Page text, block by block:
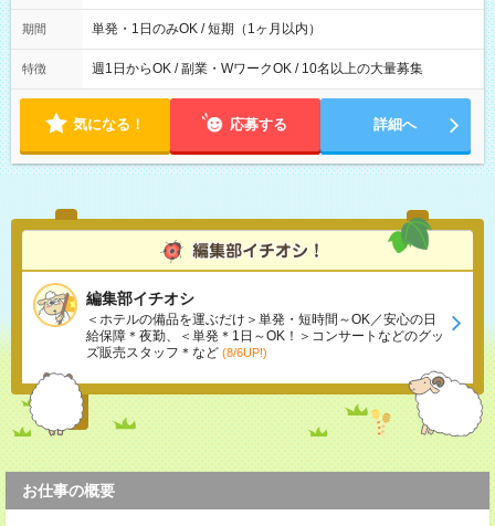
間は 試験により異なります。
期間 単発・1日のみOK / 短期（1ヶ月以内）
特徴 週1日からOK / 副業・WワークOK / 10名以上の大量募集
気になる！ 応募する 詳細へ
編集部イチオシ
＜ホテルの備品を運ぶだけ＞単発・短時間～OK／安心の日
給保障＊夜勤、＜単発＊1日～OK！＞コンサートなどのグッ
ズ販売スタッフ＊など (8/6UP!)
お仕事の概要